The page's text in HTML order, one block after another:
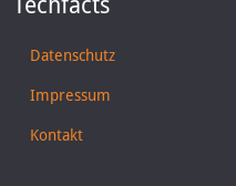
Datenschutz
Impressum
Kontakt